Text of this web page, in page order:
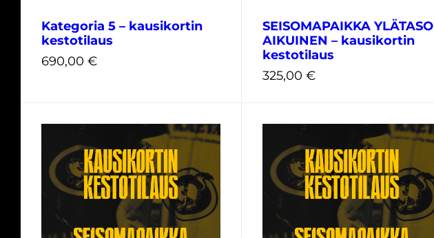
Kategoria 5 – kausikortin
kestotilaus
690,00 €
690,00
SEISOMAPAIKKA YLÄTASO
AIKUINEN – kausikortin
kestotilaus
325,00 €
325,00€